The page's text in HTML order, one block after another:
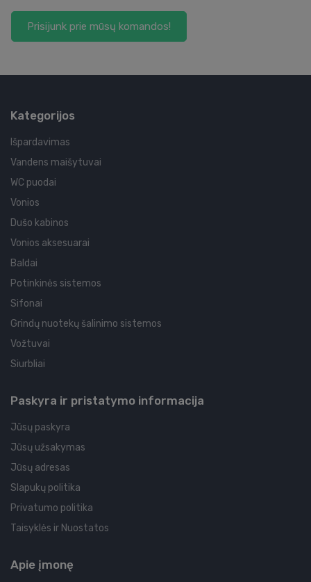
Prisijunk prie mūsų komandos!
Kategorijos
Išpardavimas
Vandens maišytuvai
WC puodai
Vonios
Dušo kabinos
Vonios aksesuarai
Baldai
Potinkinės sistemos
Sifonai
Grindų nuotekų šalinimo sistemos
Vožtuvai
Siurbliai
Paskyra ir pristatymo informacija
Jūsų paskyra
Jūsų užsakymas
Jūsų adresas
Slapukų politika
Privatumo politika
Taisyklės ir Nuostatos
Apie įmonę